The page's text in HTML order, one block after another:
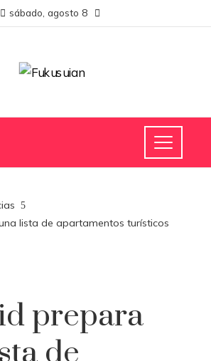
sábado, agosto 8
lista de apartamentos turísticos
prepara
de